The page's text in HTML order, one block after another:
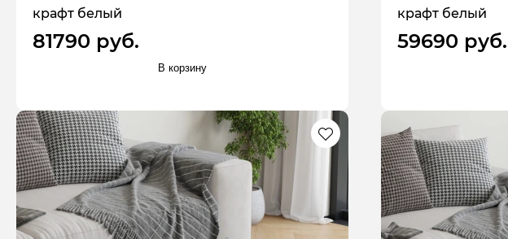
крафт белый
81790 руб.
В корзину
крафт белый
59690 руб.